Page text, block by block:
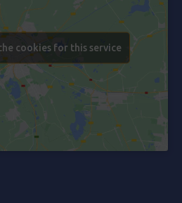
cookies for this service